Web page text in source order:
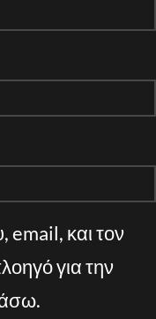
και τον
για την